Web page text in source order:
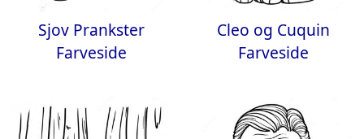
Sjov Prankster
Farveside
Cleo og Cuquin
Farveside